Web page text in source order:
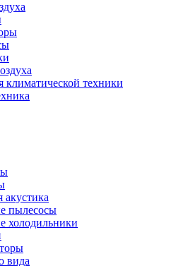
климатической техники
акустика
пылесосы
холодильники
вида